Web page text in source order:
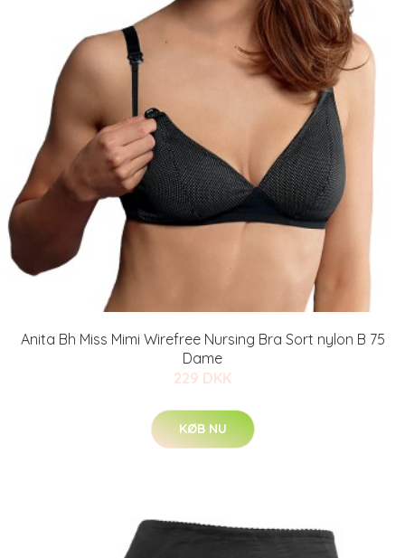
Anita Bh Miss Mimi Wirefree Nursing Bra Sort nylon B 75
Dame
229 DKK
KØB NU